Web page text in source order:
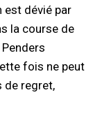
est dévié par
la course de
fois ne peut
de regret,